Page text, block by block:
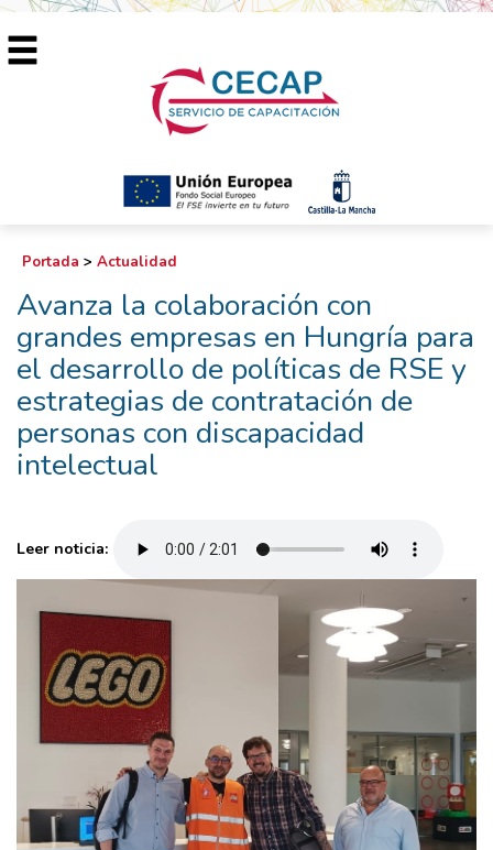
Portada > Actualidad
Avanza la colaboración con
grandes empresas en Hungría para
el desarrollo de políticas de RSE y
estrategias de contratación de
personas con discapacidad
intelectual
Leer noticia: